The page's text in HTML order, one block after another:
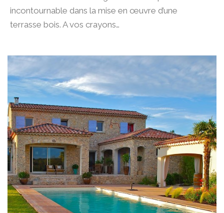
incontournable dans la mise en œuvre d’une
terrasse bois. A vos crayons…